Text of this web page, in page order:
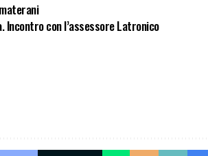
con l’assessore Latronico